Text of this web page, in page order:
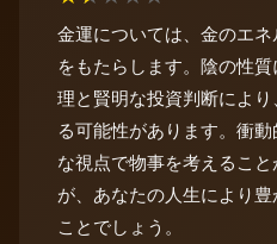
金運については、金のエ
をもたらします。陰の性
理と賢明な投資判断によ
る可能性があります。衝
な視点で物事を考えるこ
が、あなたの人生により
ことでしょう。